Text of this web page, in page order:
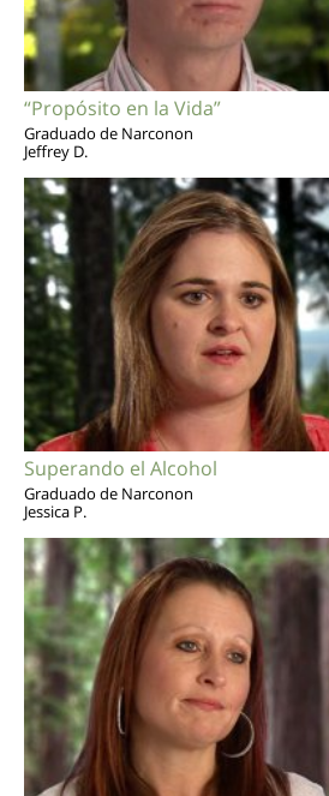
“Propósito en la Vida”
Graduado de Narconon
Jeffrey D.
Superando el Alcohol
Graduado de Narconon
Jessica P.